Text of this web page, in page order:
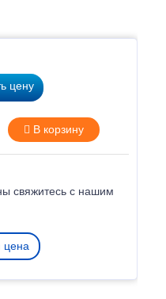
цену
В корзину
свяжитесь с нашим
цена